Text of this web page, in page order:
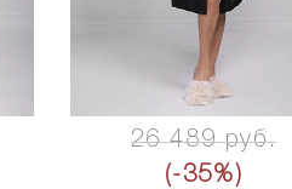
26 489 руб.
(-35%)